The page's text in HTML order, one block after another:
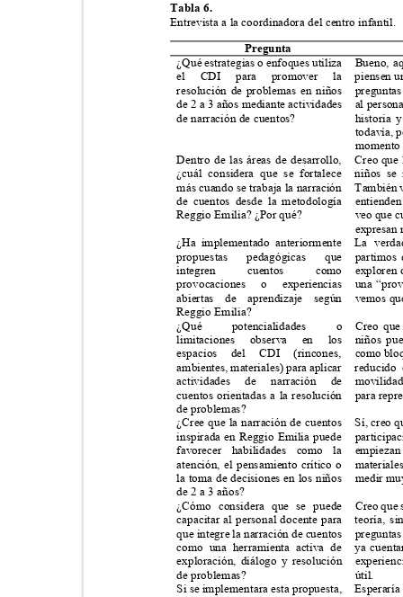
Tabla 6.
Entrevista a la coordinadora del centro infantil.
Pregunta
¿Qué estrategias o enfoques utiliza
Bueno,
el CDI para promover la
piensen
resolución de problemas en niños
de 2 a 3 años mediante actividades al
de narración de cuentos?
historia
todavía,
Dentro de las áreas de desarrollo,
Creo que
¿cuál considera que se fortalece niños
más cuando se trabaja la narración
También
de cuentos desde la metodología
Reggio Emilia? ¿Por qué?
veo que
¿Ha implementado anteriormente La
propuestas
integren
pedagógicas
cuentos
que partimos
como exploren
provocaciones
o experiencias una
abiertas de aprendizaje según
vemos
Reggio Emilia?
¿Qué
limitaciones
potencialidades
observa en
o
Creo
los niños
espacios del CDI (rincones, como
ambientes, materiales) para aplicar
actividades de narración de
cuentos orientadas a la resolución
para
de problemas?
¿Cree que la narración de cuentos
Sí, creo
inspirada en Reggio Emilia puede
favorecer habilidades como la
atención, el pensamiento crítico o
la toma de decisiones en los niños
medir
de 2 a 3 años?
¿Cómo considera que se puede
Creo que
capacitar al personal docente para teoría,
que integre la narración de cuentos
como una herramienta activa de
ya
exploración, diálogo y resolución
de problemas?
útil.
Si se implementara esta propuesta,